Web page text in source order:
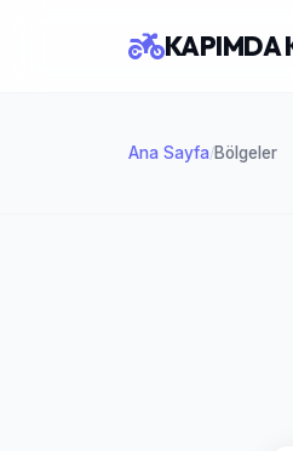
Ana Sayfa/Bölgeler
KAPIMDA